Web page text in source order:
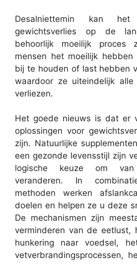
Desalniettemin kan
gewichtsverlies op de
behoorlijk moeilijk proces
mensen het moeilijk
bij te houden of last hebben
waardoor ze uiteindelijk alle
verliezen.
Het goede nieuws is dat er
oplossingen voor
zijn. Natuurlijke
een gezonde levensstijl zijn
logische keuze om
veranderen. In
methoden werken
doelen en helpen ze u deze
De mechanismen zijn
verminderen van de eetlust,
hunkering naar voedsel,
vetverbrandingsprocessen,